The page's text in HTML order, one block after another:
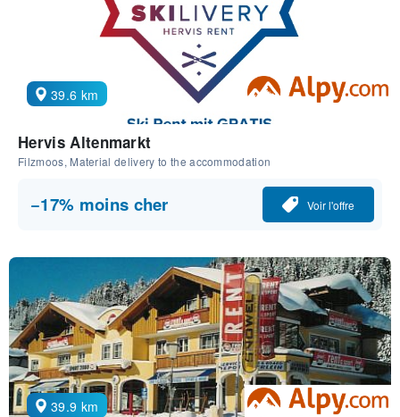
39.6 km
Hervis Altenmarkt
Filzmoos, Material delivery to the accommodation
−17% moins cher Voir l'offre
39.9 km